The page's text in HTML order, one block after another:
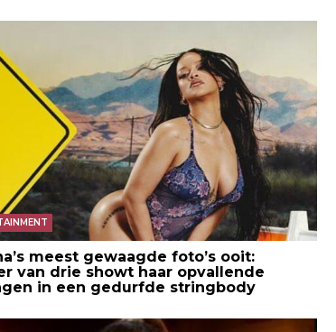
meest gewaagde foto’s ooit:
van drie showt haar opvallende
in een gedurfde stringbody